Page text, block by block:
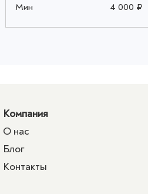
Мин
4 000 ₽
Компания
О нас
Блог
Контакты